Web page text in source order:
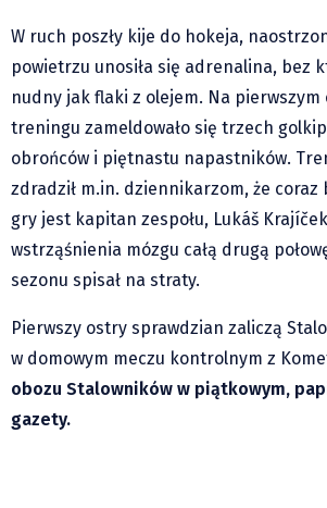
Szkoły podstawowe
Szkoły średnie
Studia
Klub Podróżnika ZA OKNEM
Sport
Czytelnicy piszą
Multimedia
Obiektyw Głosu
Fotoreportaże
studio glos.live
Głos Brandysa
YouTube glos.live
W ruch poszły kije do hokeja,
powietrzu unosiła się adrenalina, bez
nudny jak flaki z olejem. Na pierwszym
treningu zameldowało się trzech
obrońców i piętnastu napastników.
zdradził m.in. dziennikarzom, że coraz
gry jest kapitan zespołu, Lukáš
wstrząśnienia mózgu całą drugą
sezonu spisał na straty.
Pierwszy ostry sprawdzian zaliczą
w domowym meczu kontrolnym z
obozu Stalowników w piątkowym,
gazety.